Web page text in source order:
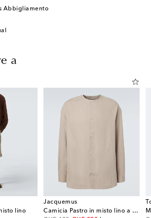
Abbigliamento
a
lino
Jacquemus
Camicia Pastro in misto lino a spina di pesce